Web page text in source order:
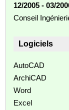
12/2005 - 03/
Conseil
Logiciels
AutoCAD
ArchiCAD
Word
Excel